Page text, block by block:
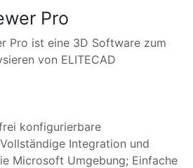
Pro
Pro ist eine 3D Software zum
von ELITECAD
konfigurierbare
Integration und
Microsoft Umgebung; Einfache